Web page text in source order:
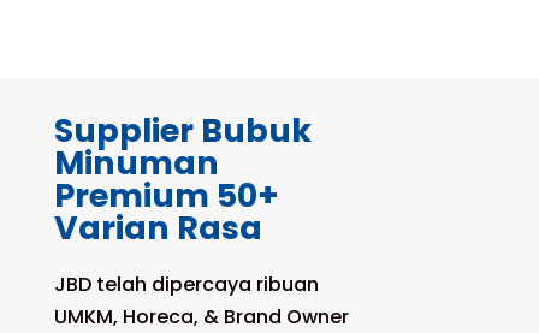
Supplier Bubuk
Minuman
Premium 50+
Varian Rasa
JBD telah dipercaya ribuan
UMKM, Horeca, & Brand Owner